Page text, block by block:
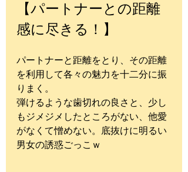
【パートナーとの距離
感に尽きる！】
パートナーと距離をとり、その距離
を利用して各々の魅力を十二分に振
りまく。
弾けるような歯切れの良さと、少し
もジメジメしたところがない、他愛
がなくて憎めない。底抜けに明るい
男女の誘惑ごっこｗ